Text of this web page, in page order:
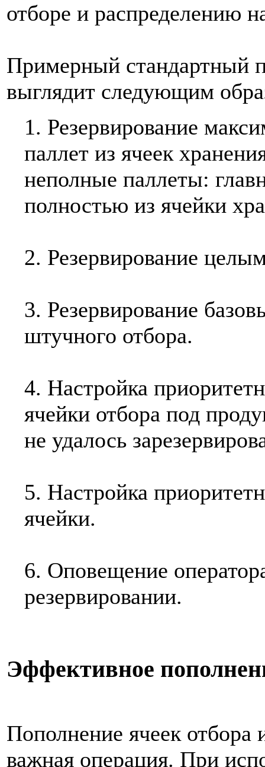
отборе и распределению
Примерный стандартный
выглядит следующим
1. Резервирование
паллет из ячеек
неполные паллеты:
полностью из ячейки
2. Резервирование
3. Резервирование
штучного отбора.
4. Настройка
ячейки отбора под
не удалось
5. Настройка
ячейки.
6. Оповещение
резервировании.
Эффективное
Пополнение ячеек отбора
важная операция. При